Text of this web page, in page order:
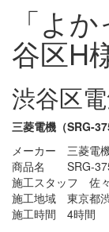
「よ
谷区H
渋谷区
三菱電機（SRG-
メーカー 三菱電
商品名 SRG-
施工スタッフ 佐
施工地域 東京都
施工時間 4時間